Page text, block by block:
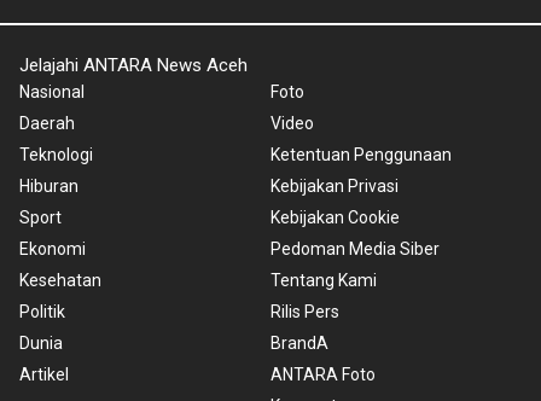
Jelajahi ANTARA News Aceh
Nasional
Daerah
Teknologi
Hiburan
Sport
Ekonomi
Kesehatan
Politik
Dunia
Artikel
Foto
Video
Ketentuan Penggunaan
Kebijakan Privasi
Kebijakan Cookie
Pedoman Media Siber
Tentang Kami
Rilis Pers
BrandA
ANTARA Foto